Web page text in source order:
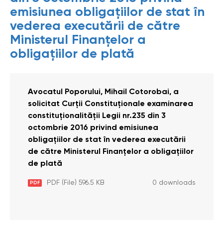
emisiunea obligaţiilor de stat în
vederea executării de către
Ministerul Finanţelor a
obligaţiilor de plată
Avocatul Poporului, Mihail Cotorobai, a
solicitat Curţii Constituţionale examinarea
constituţionalităţii Legii nr.235 din 3
octombrie 2016 privind emisiunea
obligaţiilor de stat în vederea executării
de către Ministerul Finanţelor a obligaţiilor
de plată
PDF PDF (File) 596.5 KB 0 downloads